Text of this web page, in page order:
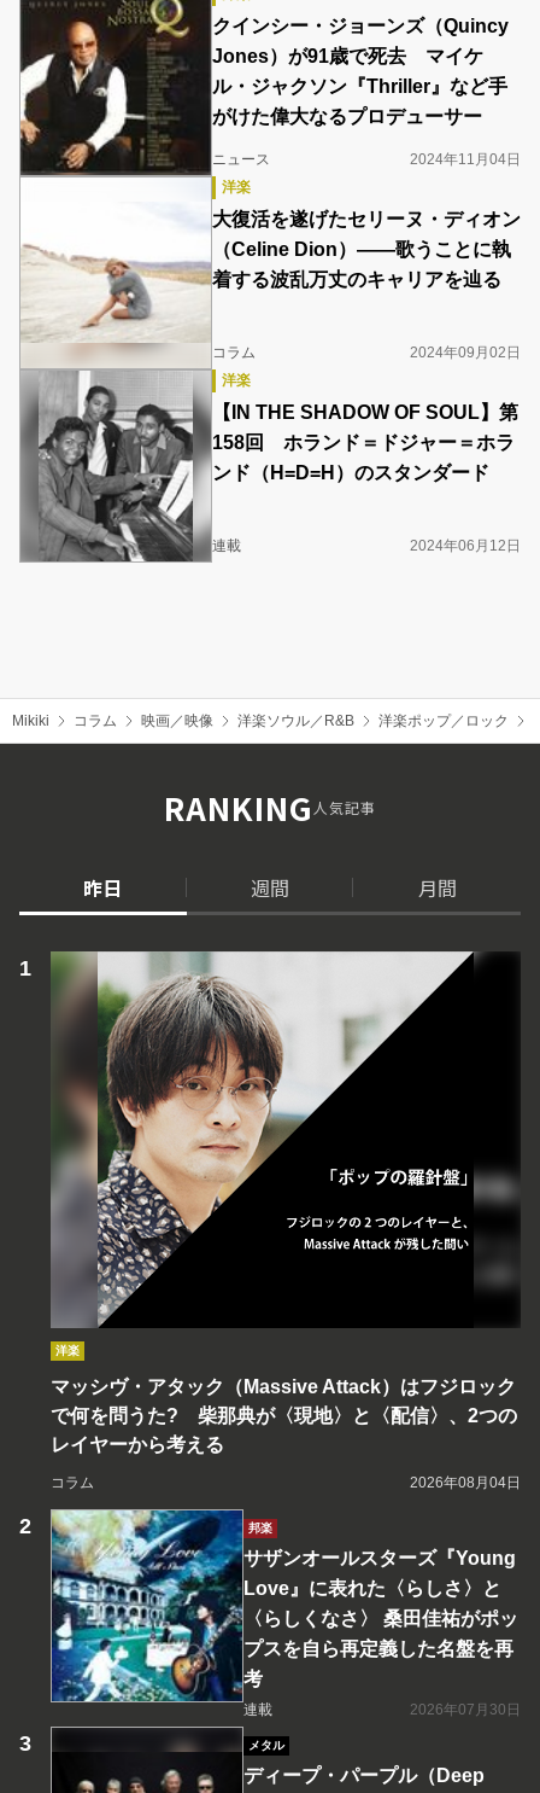
クインシー・ジョーンズ（Quincy
Jones）が91歳で死去 マイケ
ル・ジャクソン『Thriller』など手
がけた偉大なるプロデューサー
ニュース
2024年11月04日
洋楽
大復活を遂げたセリーヌ・ディオン
（Celine Dion）――歌うことに執
着する波乱万丈のキャリアを辿る
コラム
2024年09月02日
洋楽
【IN THE SHADOW OF SOUL】第
158回 ホランド＝ドジャー＝ホラ
ンド（H=D=H）のスタンダード
連載 2024年06月12日
Mikiki コラム 映画／映像 洋楽ソウル／R&B 洋楽ポップ／ロック
RANKING人気記事
昨日 週間 月間
洋楽
マッシヴ・アタック（Massive Attack）はフジロック
で何を問うた? 柴那典が〈現地〉と〈配信〉、2つの
レイヤーから考える
コラム 2026年08月04日
邦楽
サザンオールスターズ『Young
Love』に表れた〈らしさ〉と
〈らしくなさ〉 桑田佳祐がポッ
プスを自ら再定義した名盤を再
考
連載 2026年07月30日
メタル
ディープ・パープル（Deep